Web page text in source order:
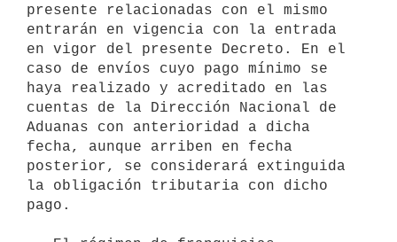
presente relacionadas con el mismo
entrarán en vigencia con la entrada
en vigor del presente Decreto. En el
caso de envíos cuyo pago mínimo se
haya realizado y acreditado en las
cuentas de la Dirección Nacional de
Aduanas con anterioridad a dicha
fecha, aunque arriben en fecha
posterior, se considerará extinguida
la obligación tributaria con dicho
pago.